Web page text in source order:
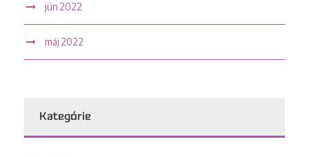
jún 2022
máj 2022
Kategórie